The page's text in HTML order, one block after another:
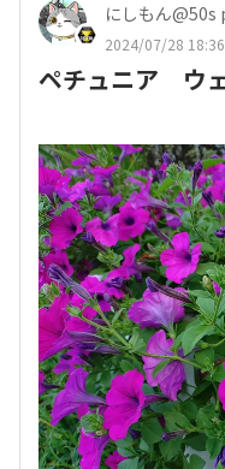
にしもん@50s
2024/07/28 18:36
ペチュニア ウ